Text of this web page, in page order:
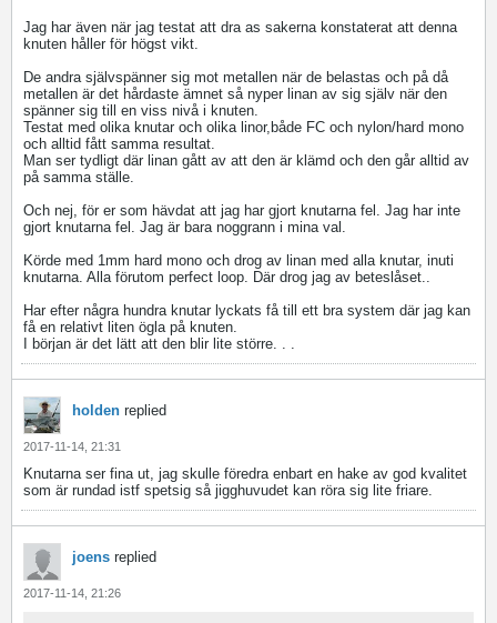
Jag har även när jag testat att dra as sakerna konstaterat att denna
knuten håller för högst vikt.
De andra självspänner sig mot metallen när de belastas och på då
metallen är det hårdaste ämnet så nyper linan av sig själv när den
spänner sig till en viss nivå i knuten.
Testat med olika knutar och olika linor,både FC och nylon/hard mono
och alltid fått samma resultat.
Man ser tydligt där linan gått av att den är klämd och den går alltid av
på samma ställe.
Och nej, för er som hävdat att jag har gjort knutarna fel. Jag har inte
gjort knutarna fel. Jag är bara noggrann i mina val.
Körde med 1mm hard mono och drog av linan med alla knutar, inuti
knutarna. Alla förutom perfect loop. Där drog jag av beteslåset..
Har efter några hundra knutar lyckats få till ett bra system där jag kan
få en relativt liten ögla på knuten.
I början är det lätt att den blir lite större. . .
holden replied
2017-11-14, 21:31
Knutarna ser fina ut, jag skulle föredra enbart en hake av god kvalitet
som är rundad istf spetsig så jigghuvudet kan röra sig lite friare.
joens replied
2017-11-14, 21:26